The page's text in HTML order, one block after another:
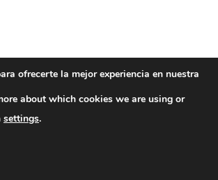
ofrecerte la mejor experiencia en nuestra
about which cookies we are using or
settings.